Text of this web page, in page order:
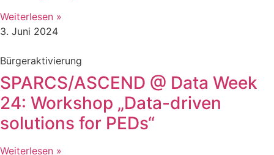
Weiterlesen »
3. Juni 2024
Bürgeraktivierung
SPARCS/ASCEND @ Data Week
24: Workshop „Data-driven
solutions for PEDs“
Weiterlesen »